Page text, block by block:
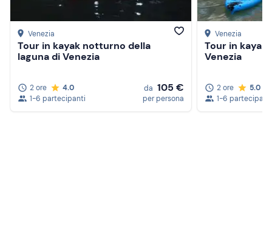
Venezia
Tour in kayak notturno della
laguna di Venezia
2 ore
4.0
1-6 partecipanti
da 105 €
per persona
Venezia
Tour in kayak
Venezia
2 ore
5.0
1-6 partecipanti